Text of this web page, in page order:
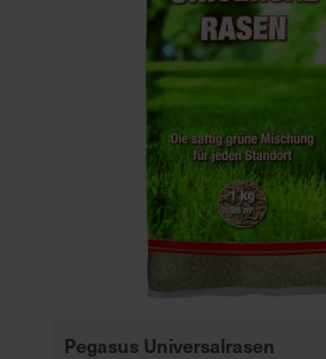
Pegasus Universalrasen